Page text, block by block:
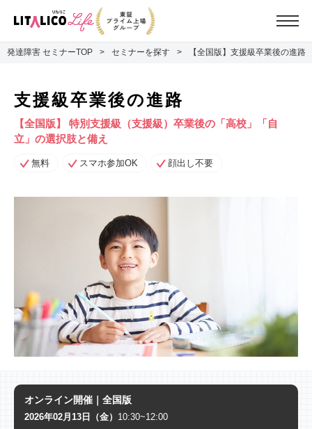
発達障害 セミナーTOP セミナーを探す 【全国版】支援級卒業後の進路
支援級卒業後の進路
【全国版】 特別支援級（支援級）卒業後の「高校」「自
立」の選択肢と備え
無料 スマホ参加OK 顔出し不要
オンライン開催｜全国版
2026年02月13日（金） 10:30~12:00